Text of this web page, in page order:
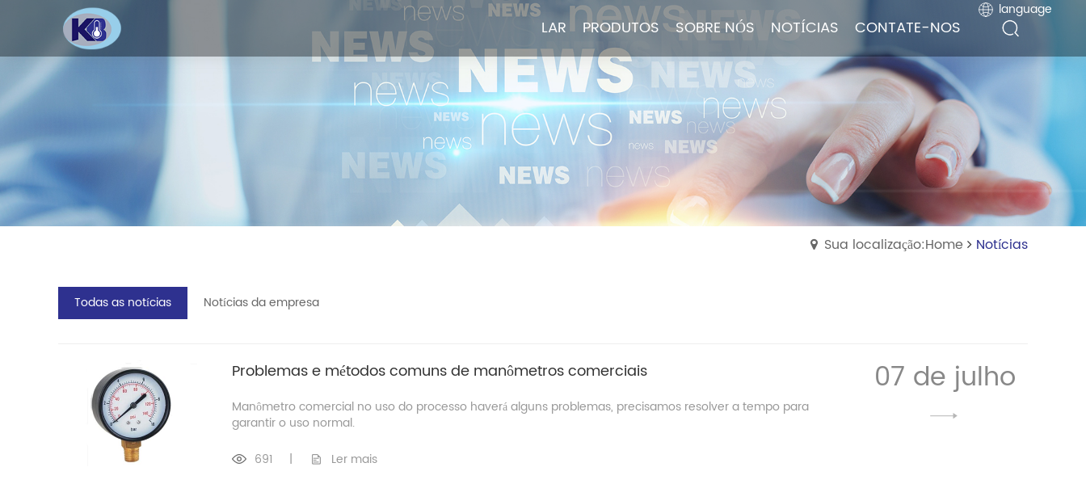
LAR PRODUTOS SOBRE NÓS NOTÍCIAS CONTATE-NOS
language
LAR PRODUTOS SOBRE NÓS NOTÍCIAS CONTATE-NOS
language
Sua localização:Home Notícias
Todas as notícias Notícias da empresa
Problemas e métodos comuns de manômetros comerciais
Manômetro comercial no uso do processo haverá alguns problemas, precisamos resolver a tempo para
garantir o uso normal.
07 de julho
691 | Ler mais